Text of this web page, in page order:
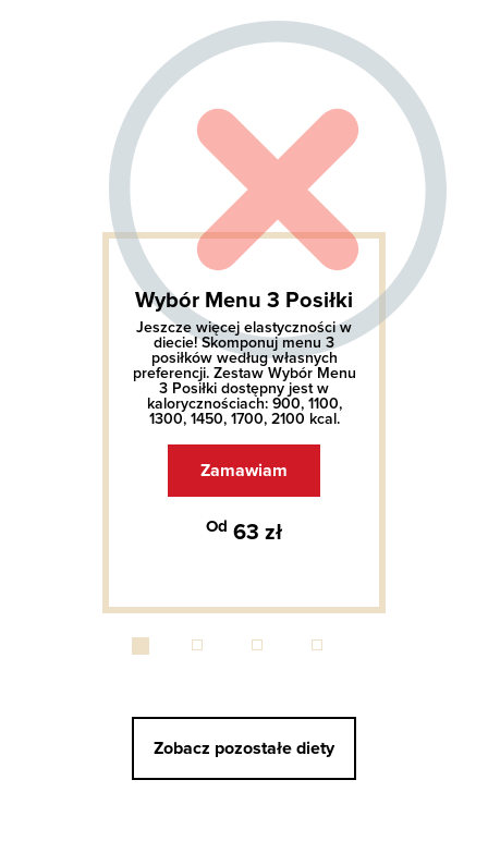
Wybór Menu 3 Posiłki
Jeszcze więcej elastyczności w
diecie! Skomponuj menu 3
posiłków według własnych
preferencji. Zestaw Wybór Menu
3 Posiłki dostępny jest w
kalorycznościach: 900, 1100,
1300, 1450, 1700, 2100 kcal.
Zamawiam
Od 63 zł
Zobacz pozostałe diety